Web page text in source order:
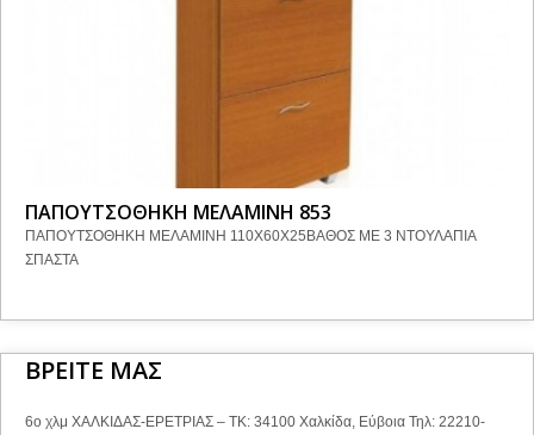
ΠΑΠΟΥΤΣΟΘΗΚΗ ΜΕΛΑΜΙΝΗ 853
ΠΑΠΟΥΤΣΟΘΗΚΗ ΜΕΛΑΜΙΝΗ 110Χ60Χ25ΒΑΘΟΣ ΜΕ 3 ΝΤΟΥΛΑΠΙΑ
ΣΠΑΣΤΑ
ΒΡΕΙΤΕ ΜΑΣ
6ο χλμ ΧΑΛΚΙΔΑΣ-ΕΡΕΤΡΙΑΣ – ΤΚ: 34100 Χαλκίδα, Εύβοια Τηλ: 22210-